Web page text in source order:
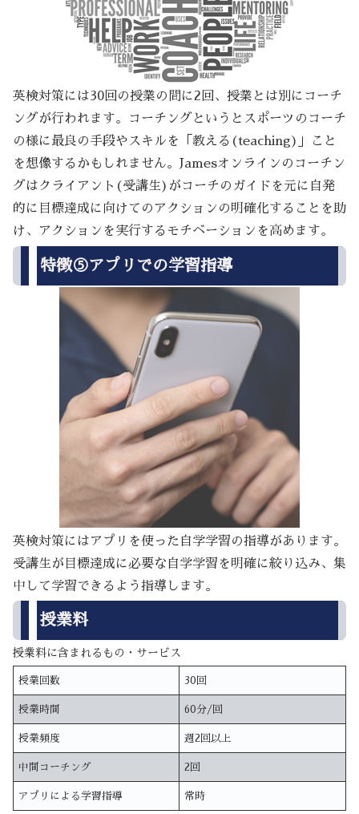
英検対策には30回の授業の間に2回、授業とは別にコーチ
ングが行われます。コーチングというとスポーツのコーチ
の様に最良の手段やスキルを「教える(teaching)」こと
を想像するかもしれません。Jamesオンラインのコーチン
グはクライアント(受講生)がコーチのガイドを元に自発
的に目標達成に向けてのアクションの明確化することを助
け、アクションを実行するモチベーションを高めます。
特徴⑤アプリでの学習指導
英検対策にはアプリを使った自学学習の指導があります。
受講生が目標達成に必要な自学学習を明確に絞り込み、集
中して学習できるよう指導します。
授業料
授業料に含まれるもの・サービス
授業回数 30回
授業時間 60分/回
授業頻度 週2回以上
中間コーチング 2回
アプリによる学習指導 常時